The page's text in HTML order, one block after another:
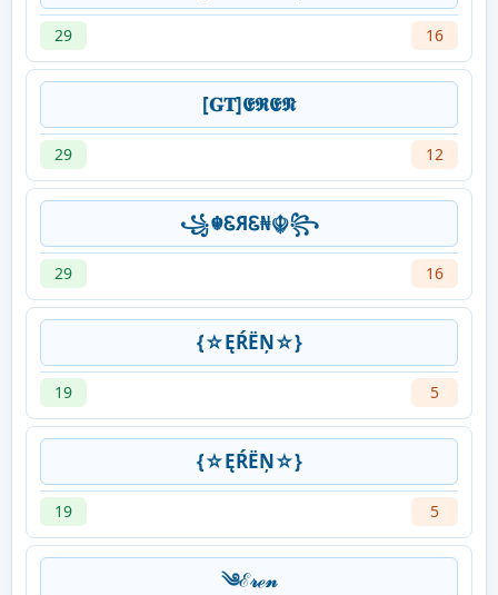
29 16
[𝐆𝐓]𝕰𝕽𝕰𝕹
29 12
꧁☬ᏋЯᏋ₦☬꧂
29 16
{☆ĘŔËŅ☆}
19 5
{☆ĘŔËŅ☆}
19 5
༄ℰ𝓇ℯ𝓃